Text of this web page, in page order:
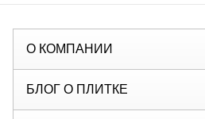
О КОМПАНИИ
БЛОГ О ПЛИТКЕ